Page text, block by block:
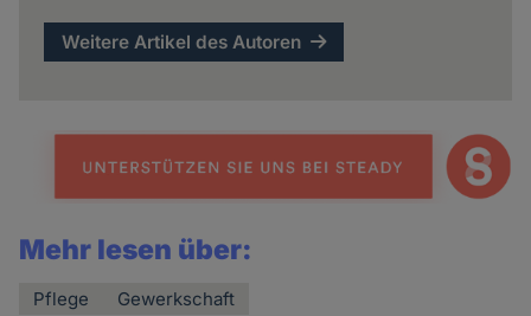
Weitere Artikel des Autoren
Mehr lesen über:
Pflege Gewerkschaft